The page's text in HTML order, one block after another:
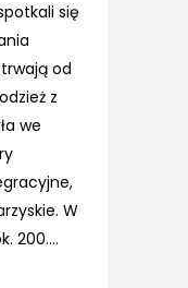
się
od
z
we
W
200....